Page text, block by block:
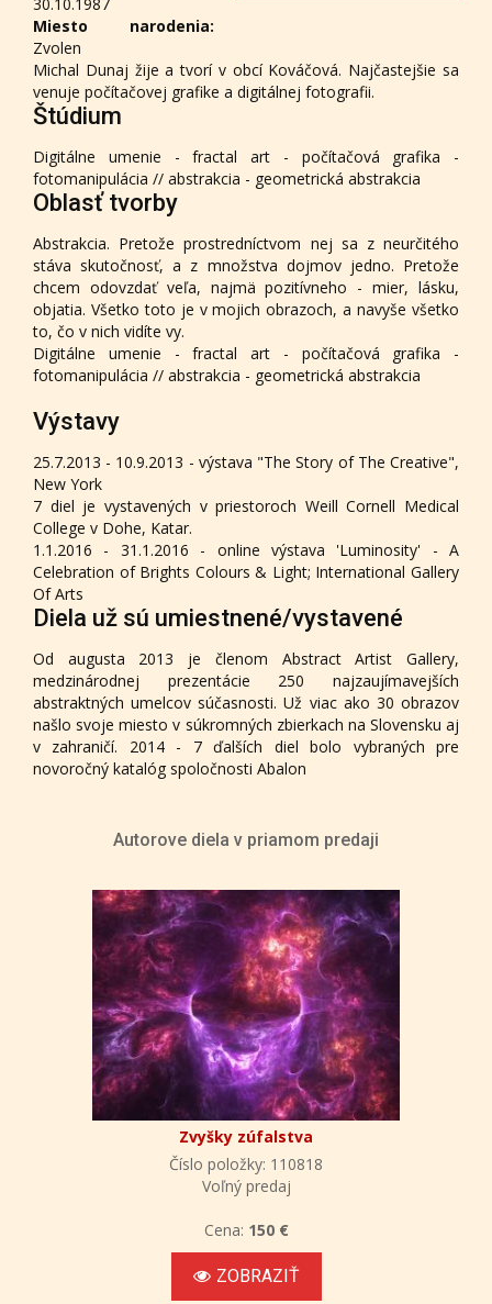
Miesto narodenia:
Zvolen
Michal Dunaj žije a tvorí v obcí Kováčová. Najčastejšie sa
venuje počítačovej grafike a digitálnej fotografii.
Štúdium
Digitálne umenie - fractal art - počítačová grafika -
fotomanipulácia // abstrakcia - geometrická abstrakcia
Oblasť tvorby
Abstrakcia. Pretože prostredníctvom nej sa z neurčitého
stáva skutočnosť, a z množstva dojmov jedno. Pretože
chcem odovzdať veľa, najmä pozitívneho - mier, lásku,
objatia. Všetko toto je v mojich obrazoch, a navyše všetko
to, čo v nich vidíte vy.
Digitálne umenie - fractal art - počítačová grafika -
fotomanipulácia // abstrakcia - geometrická abstrakcia
Výstavy
25.7.2013 - 10.9.2013 - výstava "The Story of The Creative",
New York
7 diel je vystavených v priestoroch Weill Cornell Medical
College v Dohe, Katar.
1.1.2016 - 31.1.2016 - online výstava 'Luminosity' - A
Celebration of Brights Colours & Light; International Gallery
Of Arts
Diela už sú umiestnené/vystavené
Od augusta 2013 je členom Abstract Artist Gallery,
medzinárodnej prezentácie 250 najzaujímavejších
abstraktných umelcov súčasnosti. Už viac ako 30 obrazov
našlo svoje miesto v súkromných zbierkach na Slovensku aj
v zahraničí. 2014 - 7 ďalších diel bolo vybraných pre
novoročný katalóg spoločnosti Abalon
Autorove diela v priamom predaji
Zvyšky zúfalstva
Číslo položky: 110818
Voľný predaj
Cena: 150 €
ZOBRAZIŤ